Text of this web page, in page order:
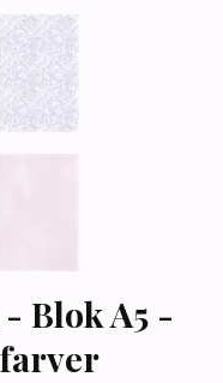
Blok A5 -